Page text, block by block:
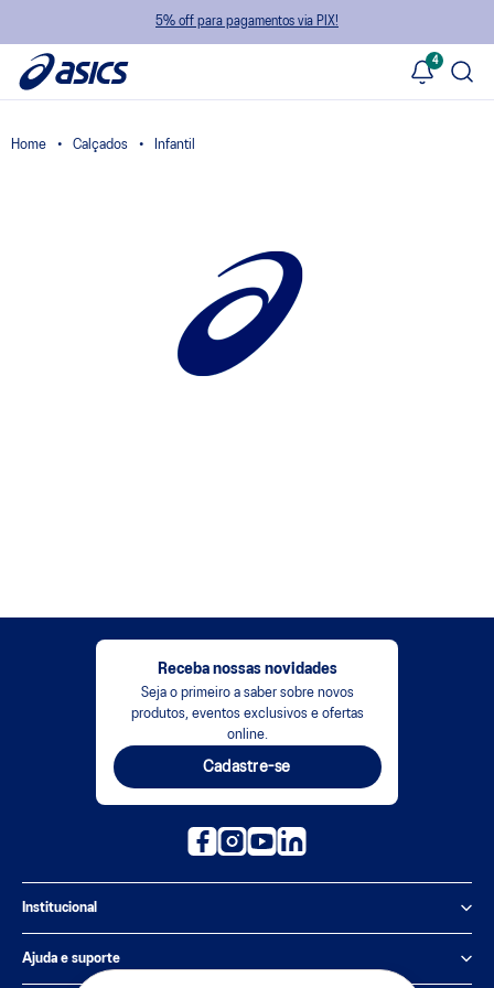
5% off para pagamentos via PIX!
4
Calçados Infantil
Receba nossas novidades
Seja o primeiro a saber sobre novos
produtos, eventos exclusivos e ofertas
online.
Cadastre-se
Institucional
Política de Privacidade
Ajuda e suporte